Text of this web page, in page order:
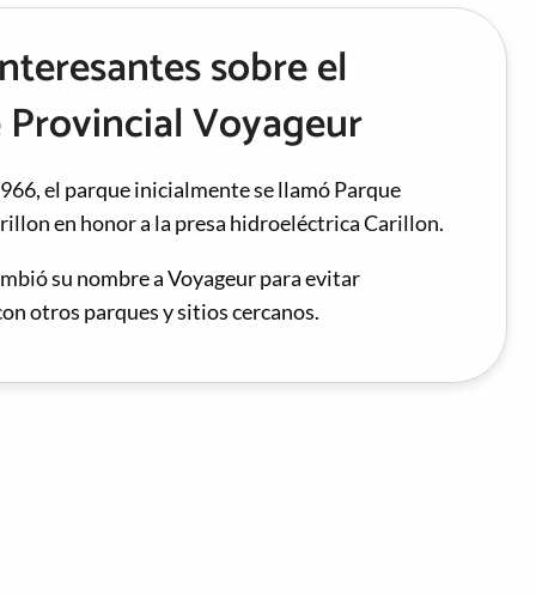
sobre el
Provincial Voyageur
el parque inicialmente se llamó Parque
en honor a la presa hidroeléctrica Carillon.
su nombre a Voyageur para evitar
otros parques y sitios cercanos.